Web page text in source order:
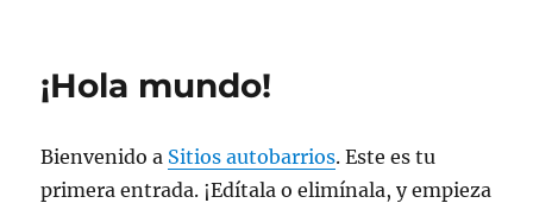
¡Hola mundo!
Bienvenido a Sitios autobarrios. Este es tu
primera entrada. ¡Edítala o elimínala, y empieza